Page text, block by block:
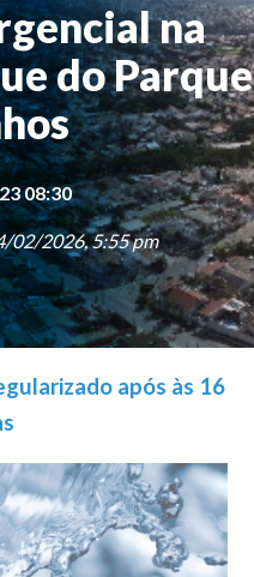
na
do Parque
08:30
02/2026, 5:55 pm
após às 16